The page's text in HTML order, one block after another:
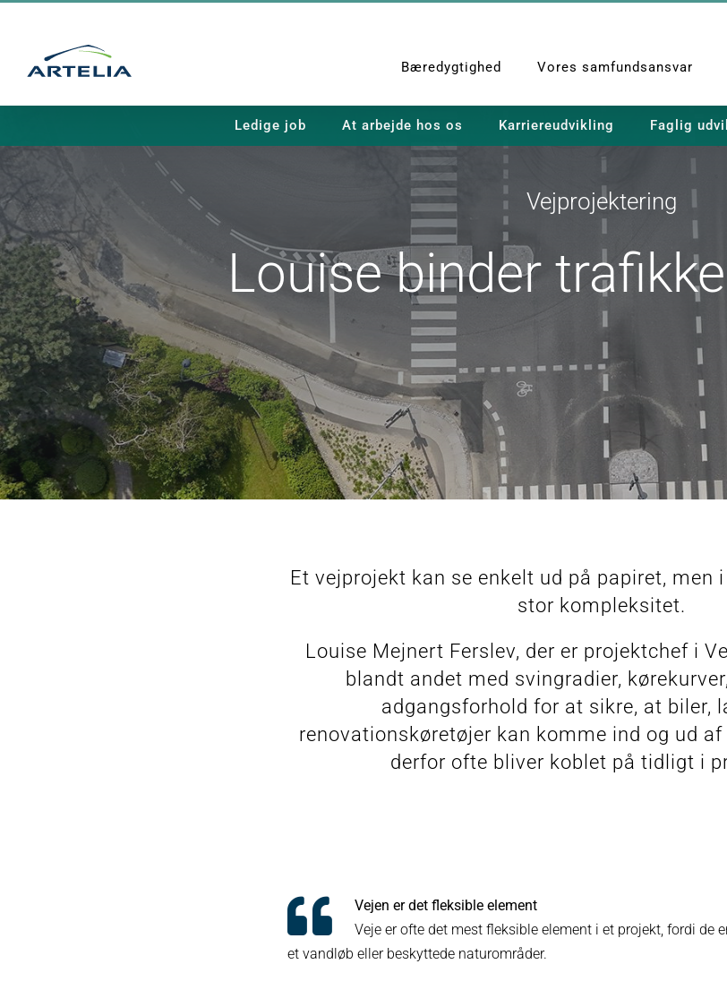
content
Bæredygtighed Vores samfundsansvar
Faglig
Karriereudvikling
At arbejde hos os
Ledige job
Vejprojektering
Louise binder
Et vejprojekt kan se enkelt ud på papiret, men
stor kompleksitet.
Louise Mejnert Ferslev, der er projektchef i
blandt andet med svingradier,
adgangsforhold for at sikre, at biler,
renovationskøretøjer kan komme ind og ud
derfor ofte bliver koblet på tidligt i
Vejen er det fleksible element
Veje er ofte det mest fleksible element i et projekt, fordi de
et vandløb eller beskyttede naturområder.